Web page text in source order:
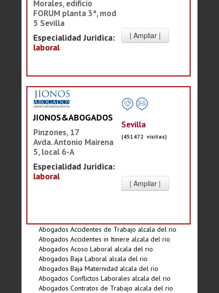
Morales, edificio
FORUM planta 3ª, mod
5 Sevilla
Especialidad Juridica:
laboral
JIONOS&ABOGADOS
Pinzones, 17
Avda. Antonio Mairena
5, local 6-A
Especialidad Juridica:
laboral
Sevilla
(451472 visitas)
Abogados Accidentes de Trabajo alcala del rio
Abogados Accidentes in Itinere alcala del rio
Abogados Acoso Laboral alcala del rio
Abogados Baja Laboral alcala del rio
Abogados Baja Maternidad alcala del rio
Abogados Conflictos Laborales alcala del rio
Abogados Contratos de Trabajo alcala del rio